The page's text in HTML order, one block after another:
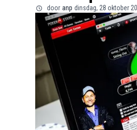
door anp dinsdag, 28 oktober